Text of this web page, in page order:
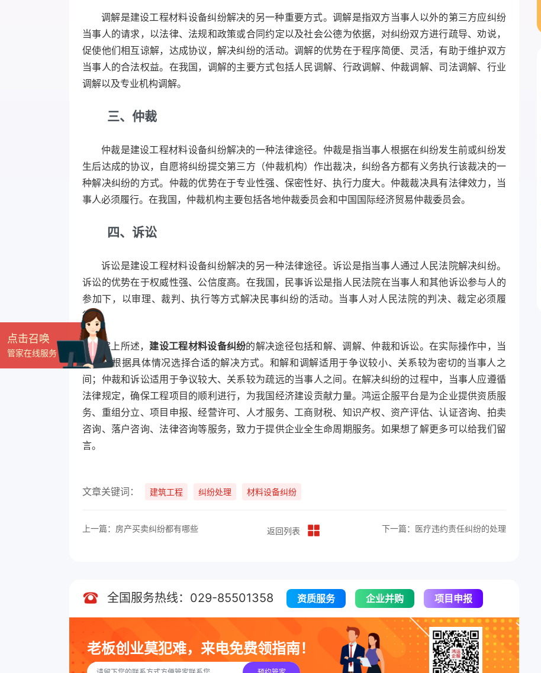
调解是建设工程材料设备纠纷解决的另一种重要方式。调解是指双方当事人以外的第三方应纠纷
当事人的请求，以法律、法规和政策或合同约定以及社会公德为依据，对纠纷双方进行疏导、劝说，
促使他们相互谅解，达成协议，解决纠纷的活动。调解的优势在于程序简便、灵活，有助于维护双方
当事人的合法权益。在我国，调解的主要方式包括人民调解、行政调解、仲裁调解、司法调解、行业
调解以及专业机构调解。
三、仲裁
仲裁是建设工程材料设备纠纷解决的一种法律途径。仲裁是指当事人根据在纠纷发生前或纠纷发
生后达成的协议，自愿将纠纷提交第三方（仲裁机构）作出裁决，纠纷各方都有义务执行该裁决的一
种解决纠纷的方式。仲裁的优势在于专业性强、保密性好、执行力度大。仲裁裁决具有法律效力，当
事人必须履行。在我国，仲裁机构主要包括各地仲裁委员会和中国国际经济贸易仲裁委员会。
四、诉讼
诉讼是建设工程材料设备纠纷解决的另一种法律途径。诉讼是指当事人通过人民法院解决纠纷。
诉讼的优势在于权威性强、公信度高。在我国，民事诉讼是指人民法院在当事人和其他诉讼参与人的
参加下，以审理、裁判、执行等方式解决民事纠纷的活动。当事人对人民法院的判决、裁定必须履
行。
综上所述， 建设工程材料设备纠纷的解决途径包括和解、调解、仲裁和诉讼。在实际操作中，当
事人应根据具体情况选择合适的解决方式。和解和调解适用于争议较小、关系较为密切的当事人之
间；仲裁和诉讼适用于争议较大、关系较为疏远的当事人之间。在解决纠纷的过程中，当事人应遵循
法律规定，确保工程项目的顺利进行，为我国经济建设贡献力量。鸿运企服平台是为企业提供资质服
务、重组分立、项目申报、经营许可、人才服务、工商财税、知识产权、资产评估、认证咨询、拍卖
咨询、落户咨询、法律咨询等服务，致力于提供企业全生命周期服务。如果想了解更多可以给我们留
言。
文章关键词： 建筑工程 纠纷处理 材料设备纠纷
上一篇：房产买卖纠纷都有哪些 返回列表 下一篇：医疗违约责任纠纷的处理
全国服务热线：029-85501358 资质服务 企业并购 项目申报
老板创业莫犯难，来电免费领指南！
点击召唤
管家在线服务